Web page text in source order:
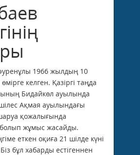
1966 жылдың 10
келген. Қазіргі таңда
Бидайкөл ауылында
Ақмая ауылындағы
қожалығында
жұмыс жасайды.
еткен оқиға 21 шілде күні
бұл хабарды естігеннен